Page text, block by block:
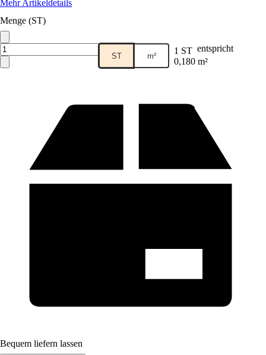
Mehr Artikeldetails
Menge (ST)
ST m² 1 ST entspricht
0,180 m²
Bequem liefern lassen